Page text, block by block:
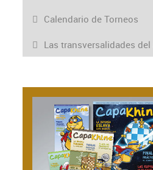
Calendario de Torneos
Las transversalidades del